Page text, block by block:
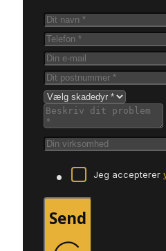
Jeg accepterer
Send